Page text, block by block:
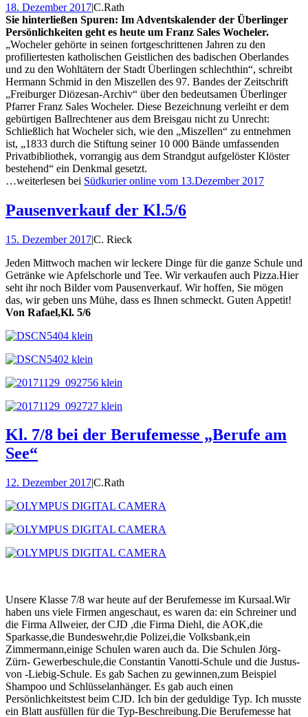
18. Dezember 2017|C.Rath
Sie hinterließen Spuren: Im Adventskalender der Überlinger
Persönlichkeiten geht es heute um Franz Sales Wocheler.
„Wocheler gehörte in seinen fortgeschrittenen Jahren zu den
profiliertesten katholischen Geistlichen des badischen Oberlandes
und zu den Wohltätern der Stadt Überlingen schlechthin“, schreibt
Hermann Schmid in den Miszellen des 97. Bandes der Zeitschrift
„Freiburger Diözesan-Archiv“ über den bedeutsamen Überlinger
Pfarrer Franz Sales Wocheler. Diese Bezeichnung verleiht er dem
gebürtigen Ballrechtener aus dem Breisgau nicht zu Unrecht:
Schließlich hat Wocheler sich, wie den „Miszellen“ zu entnehmen
ist, „1833 durch die Stiftung seiner 10 000 Bände umfassenden
Privatbibliothek, vorrangig aus dem Strandgut aufgelöster Klöster
bestehend“ ein Denkmal gesetzt.
…weiterlesen bei Südkurier online vom 13.Dezember 2017
Pausenverkauf der Kl.5/6
15. Dezember 2017|C. Rieck
Jeden Mittwoch machen wir leckere Dinge für die ganze Schule und
Getränke wie Apfelschorle und Tee. Wir verkaufen auch Pizza.Hier
seht ihr noch Bilder vom Pausenverkauf. Wir hoffen, Sie mögen
das, wir geben uns Mühe, dass es Ihnen schmeckt. Guten Appetit!
Von Rafael,Kl. 5/6
Kl. 7/8 bei der Berufemesse „Berufe am
See“
12. Dezember 2017|C.Rath
Unsere Klasse 7/8 war heute auf der Berufemesse im Kursaal.Wir
haben uns viele Firmen angeschaut, es waren da: ein Schreiner und
die Firma Allweier, der CJD ,die Firma Diehl, die AOK,die
Sparkasse,die Bundeswehr,die Polizei,die Volksbank,ein
Zimmermann,einige Schulen waren auch da. Die Schulen Jörg-
Zürn- Gewerbeschule,die Constantin Vanotti-Schule und die Justus-
von -Liebig-Schule. Es gab Sachen zu gewinnen,zum Beispiel
Shampoo und Schlüsselanhänger. Es gab auch einen
Persönlichkeitstest beim CJD. Ich bin der geduldige Typ. Ich musste
ein Blatt ausfüllen für die Typ-Beschreibung.Die Berufemesse hat